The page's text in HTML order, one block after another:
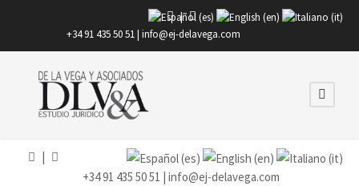
|
+34 91 435 50 51 | info@ej-delavega.com
+34 91 435 50 51 | info@ej-delavega.com